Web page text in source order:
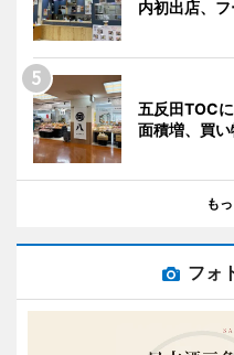
内初出店、
五反田TOC
面積増、買
も
フォ